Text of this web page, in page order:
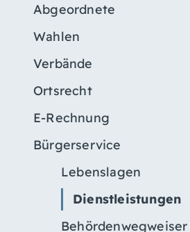
Abgeordnete
Wahlen
Verbände
Ortsrecht
E-Rechnung
Bürgerservice
Lebenslagen
Dienstleistungen
Behördenwegweiser